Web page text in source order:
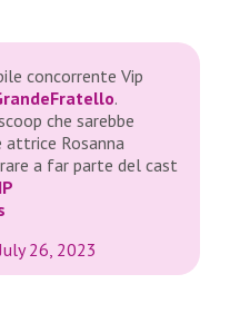
concorrente Vip
.
che sarebbe
Rosanna
a far parte del cast
26, 2023